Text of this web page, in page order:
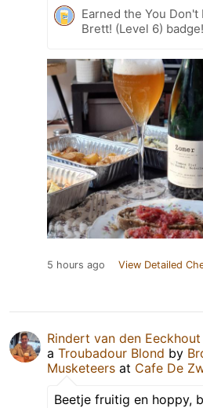
Earned the You Don't
Brett! (Level 6) badge!
5 hours ago View Detailed
Rindert van den Eeckhout
a Troubadour Blond by
Musketeers at Cafe De
Beetje fruitig en hoppy,